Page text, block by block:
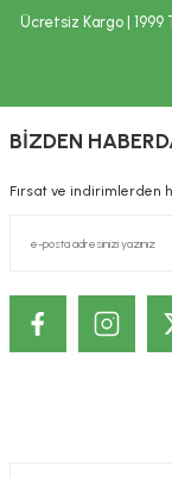
Ücretsiz Kargo | 1999
BİZDEN
Fırsat ve